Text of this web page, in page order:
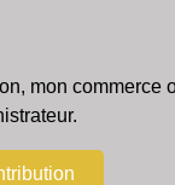
mon